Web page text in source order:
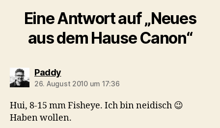
Eine Antwort auf „Neues
aus dem Hause Canon“
Paddysagt:
26. August 2010 um 17:36
Hui, 8-15 mm Fisheye. Ich bin neidisch 😉
Haben wollen.